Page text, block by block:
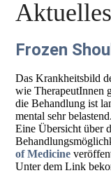
Aktuelles
Frozen
Das Krankheitsbild
wie TherapeutInnen
die Behandlung ist
mental sehr belastend.
Eine Übersicht über
of Medicine
Unter dem Link